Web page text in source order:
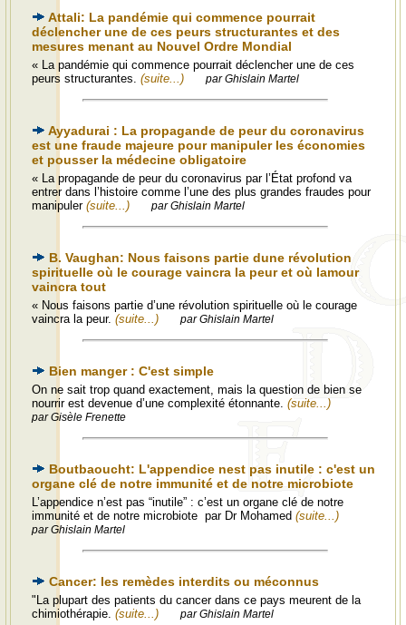
Attali: La pandémie qui commence pourrait
déclencher une de ces peurs structurantes et des
mesures menant au Nouvel Ordre Mondial
« La pandémie qui commence pourrait déclencher une de ces
peurs structurantes. (suite...) par Ghislain Martel
Ayyadurai : La propagande de peur du coronavirus
est une fraude majeure pour manipuler les économies
et pousser la médecine obligatoire
« La propagande de peur du coronavirus par l’État profond va
entrer dans l’histoire comme l’une des plus grandes fraudes pour
manipuler (suite...) par Ghislain Martel
B. Vaughan: Nous faisons partie dune révolution
spirituelle où le courage vaincra la peur et où lamour
vaincra tout
« Nous faisons partie d’une révolution spirituelle où le courage
vaincra la peur. (suite...) par Ghislain Martel
Bien manger : C'est simple
On ne sait trop quand exactement, mais la question de bien se
nourrir est devenue d’une complexité étonnante. (suite...)
par Gisèle Frenette
Boutbaoucht: L'appendice nest pas inutile : c'est un
organe clé de notre immunité et de notre microbiote
L’appendice n’est pas “inutile” : c’est un organe clé de notre
immunité et de notre microbiote par Dr Mohamed (suite...)
par Ghislain Martel
Cancer: les remèdes interdits ou méconnus
"La plupart des patients du cancer dans ce pays meurent de la
chimiothérapie. (suite...) par Ghislain Martel